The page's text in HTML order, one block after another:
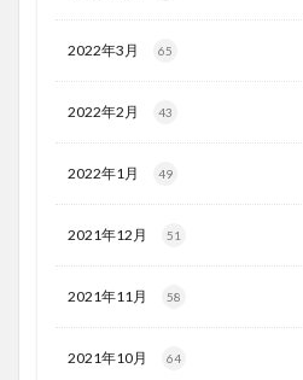
2022年3月 65
2022年2月 43
2022年1月 49
2021年12月 51
2021年11月 58
2021年10月 64